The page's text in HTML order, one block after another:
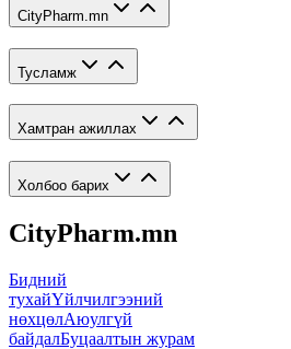
CityPharm.mn
Тусламж
Хамтран ажиллах
Холбоо барих
CityPharm.mn
Бидний
тухайҮйлчилгээний
нөхцөлАюулгүй
байдалБуцаалтын журам